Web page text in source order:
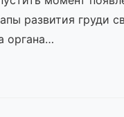
развития груди
органа…